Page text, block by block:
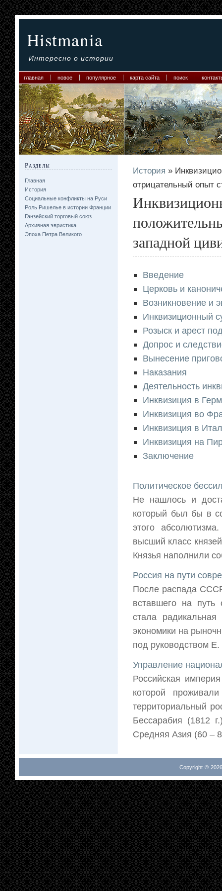
Histmania
Интересно о истории
главная новое популярное карта сайта поиск
Разделы
Главная
История
Социальные конфликты на Руси
Роль Ришелье в истории Франции
Ганзейский торговый союз
Архивная эвристика
Эпоха Петра Великого
История »
отрицательный опыт
западной
Введение
Церковь и
Возникновение и
Инквизиционный
Розыск и арест
Допрос и
Вынесение
Наказания
Деятельность
Инквизиция в
Инквизиция во
Инквизиция в
Инквизиция на
Заключение
Политическое
Не нашлось и
который был бы в
этого
высший класс
Князья наполнили
Россия на пути
После распада СССР
вставшего на
стала
экономики на
под руководством
Управление
Российская
которой
территориальный
Бессарабия (1812
Средняя Азия (60 –
Copyright ©